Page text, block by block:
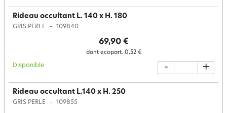
Rideau occultant L. 140 x H. 180
GRIS PERLE 109840
69,90 €
dont ecopart. 0,52 €
Disponible - +
Rideau occultant L.140 x H. 250
GRIS PERLE 109855